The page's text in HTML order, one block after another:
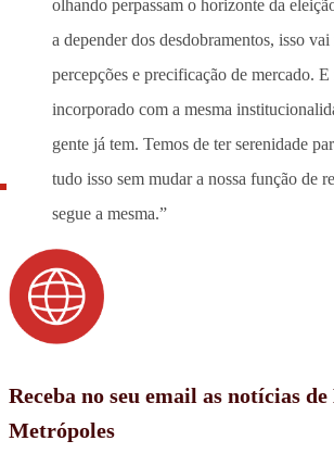
olhando perpassam o horizonte da
a depender dos desdobramentos, isso
percepções e precificação de mercado. E
incorporado com a mesma
gente já tem. Temos de ter serenidade
tudo isso sem mudar a nossa função de
segue a mesma.”
Receba no seu email as notícias
Metrópoles